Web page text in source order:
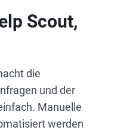
Scout,
die
und der
Manuelle
werden